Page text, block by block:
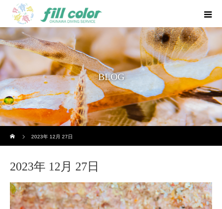
BLOG
2023年 12月 27日
2023年 12月 27日